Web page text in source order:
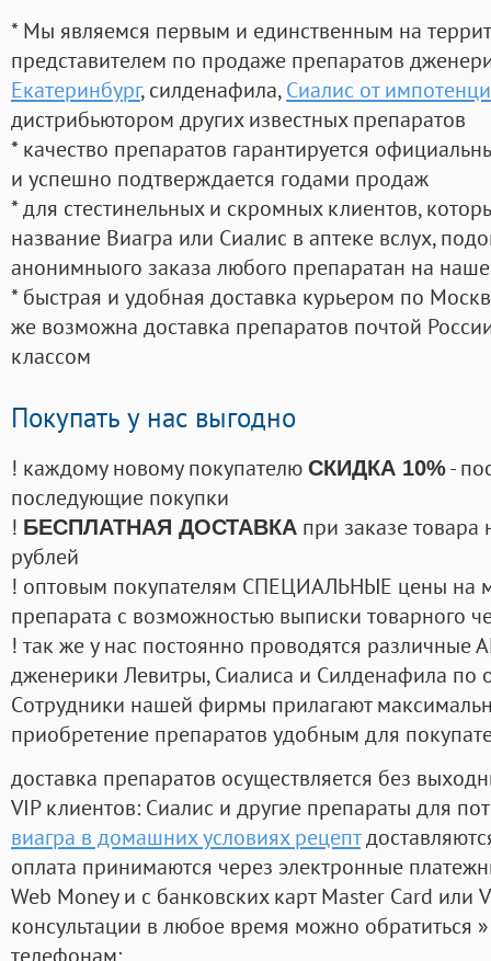
* Мы являемся первым и единственным на
представителем по продаже препаратов
Екатеринбург, силденафила, Сиалис от
дистрибьютором других известных препаратов
* качество препаратов гарантируется
и успешно подтверждается годами продаж
* для стестинельных и скромных клиентов,
название Виагра или Сиалис в аптеке вслух,
анонимныого заказа любого препаратан на
* быстрая и удобная доставка курьером по
же возможна доставка препаратов почтой
классом
Покупать у нас выгодно
! каждому новому покупателю СКИДКА 10%-
последующие покупки
! БЕСПЛАТНАЯ ДОСТАВКА при заказе
рублей
! оптовым покупателям СПЕЦИАЛЬНЫЕ цены на
препарата с возможностью выписки товарного
! так же у нас постоянно проводятся
дженерики Левитры, Сиалиса и Силденафила по
Cотрудники нашей фирмы прилагают
приобретение препаратов удобным для
доставка препаратов осуществляется без
VIP клиентов: Сиалис и другие препараты для
виагра в домашних условиях рецепт
оплата принимаются через электронные
Web Money и с банковских карт Master Card или
консультации в любое время можно обратиться